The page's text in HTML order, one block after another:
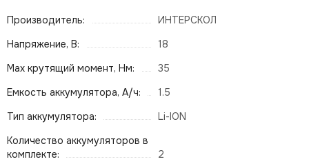
Производитель:
ИНТЕРСКОЛ
Напряжение, В:
18
Max крутящий момент, Нм:
35
Емкость аккумулятора, А/ч:
1.5
Тип аккумулятора:
Li-ION
Количество аккумуляторов в
комплекте:
2